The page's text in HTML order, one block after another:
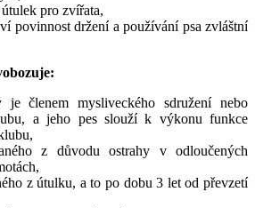
pro zvířata,
povinnost držení a používání psa zvláštní
je členem mysliveckého sdružení nebo
a jeho pes slouží k výkonu funkce
z důvodu ostrahy v odloučených
z útulku, a to po dobu 3 let od převzetí